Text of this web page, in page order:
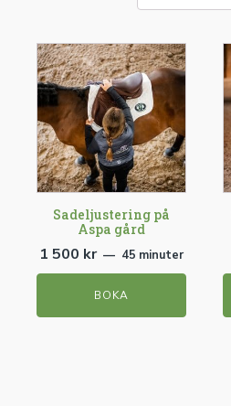
Sadeljustering på
Aspa gård
1 500 kr 45 minuter
BOKA